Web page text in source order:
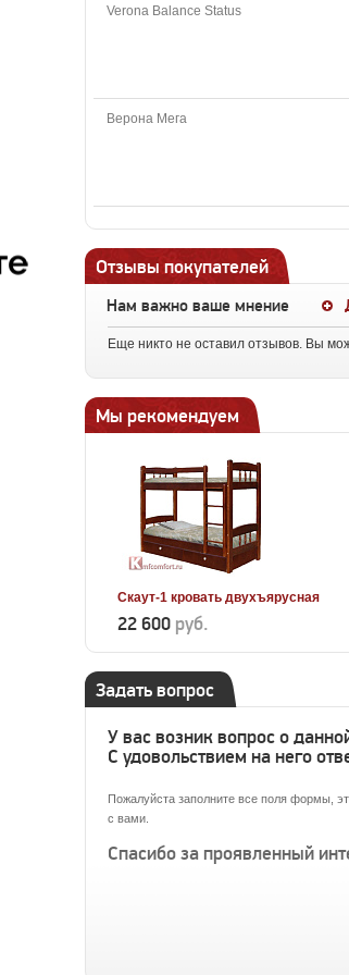
Verona Balance Status
Верона Мега
Отзывы покупателей
Нам важно ваше мнение
Еще никто не оставил отзывов. Вы
Мы рекомендуем
Скаут-1 кровать двухъярусная
22 600 руб.
Задать вопрос
У вас возник вопрос о
С удовольствием на него
Пожалуйста заполните все поля формы,
с вами.
Спасибо за проявленный